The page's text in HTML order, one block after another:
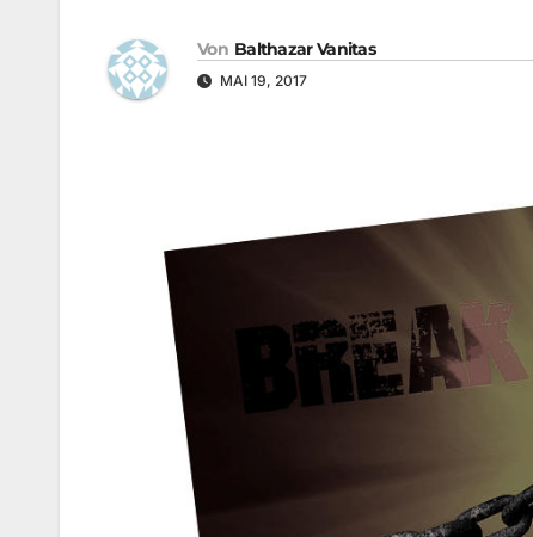
Von Balthazar Vanitas
MAI 19, 2017